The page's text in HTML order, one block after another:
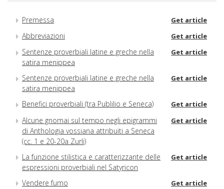
Premessa Get article
Abbreviazioni Get article
Sentenze proverbiali latine e greche nella
satira menippea
Get article
Sentenze proverbiali latine e greche nella
satira menippea
Get article
Benefici proverbiali (tra Publilio e Seneca) Get article
Alcune gnomai sul tempo negli epigrammi
di Anthologia vossiana attribuiti a Seneca
(cc. 1 e 20-20a Zurli)
Get article
La funzione stilistica e caratterizzante delle
espressioni proverbiali nel Satyricon
Get article
Vendere fumo Get article